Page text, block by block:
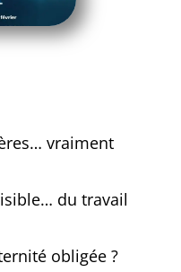
vraiment
du travail
obligée ?